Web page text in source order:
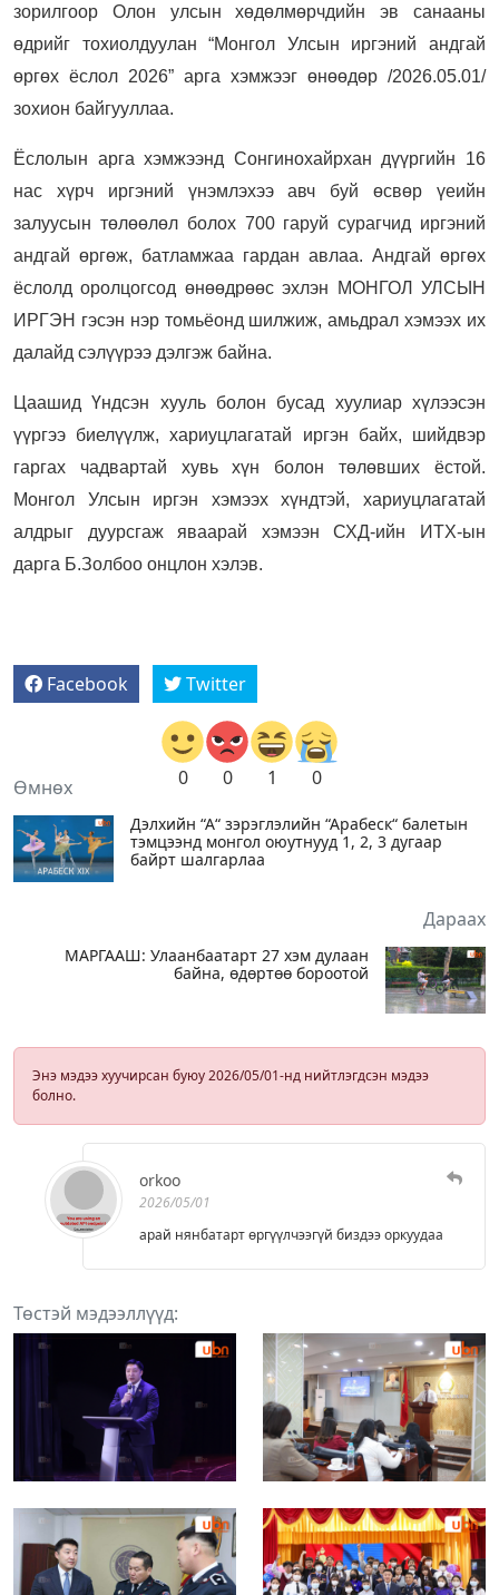
зорилгоор Олон улсын хөдөлмөрчдийн эв санааны
өдрийг тохиолдуулан “Монгол Улсын иргэний андгай
өргөх ёслол 2026” арга хэмжээг өнөөдөр /2026.05.01/
зохион байгууллаа.
Ёслолын арга хэмжээнд Сонгинохайрхан дүүргийн 16
нас хүрч иргэний үнэмлэхээ авч буй өсвөр үеийн
залуусын төлөөлөл болох 700 гаруй сурагчид иргэний
андгай өргөж, батламжаа гардан авлаа. Андгай өргөх
ёслолд оролцогсод өнөөдрөөс эхлэн МОНГОЛ УЛСЫН
ИРГЭН гэсэн нэр томьёонд шилжиж, амьдрал хэмээх их
далайд сэлүүрээ дэлгэж байна.
Цаашид Үндсэн хууль болон бусад хуулиар хүлээсэн
үүргээ биелүүлж, хариуцлагатай иргэн байх, шийдвэр
гаргах чадвартай хувь хүн болон төлөвших ёстой.
Монгол Улсын иргэн хэмээх хүндтэй, хариуцлагатай
алдрыг дуурсгаж яваарай хэмээн СХД-ийн ИТХ-ын
дарга Б.Золбоо онцлон хэлэв.
Facebook Twitter
0 0 1 0
Өмнөх
Дэлхийн “А“ зэрэглэлийн “Арабеск“ балетын
тэмцээнд монгол оюутнууд 1, 2, 3 дугаар
байрт шалгарлаа
Дараах
МАРГААШ: Улаанбаатарт 27 хэм дулаан
байна, өдөртөө бороотой
Энэ мэдээ хуучирсан буюу 2026/05/01-нд нийтлэгдсэн мэдээ
болно.
orkoo
2026/05/01
арай нянбатарт өргүүлчээгүй биздээ оркуудаа
Төстэй мэдээллүүд: